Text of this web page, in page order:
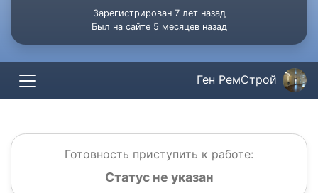
Зарегистрирован 7 лет назад
Был на сайте 5 месяцев назад
Ген РемСтрой
Готовность приступить к работе:
Статус не указан